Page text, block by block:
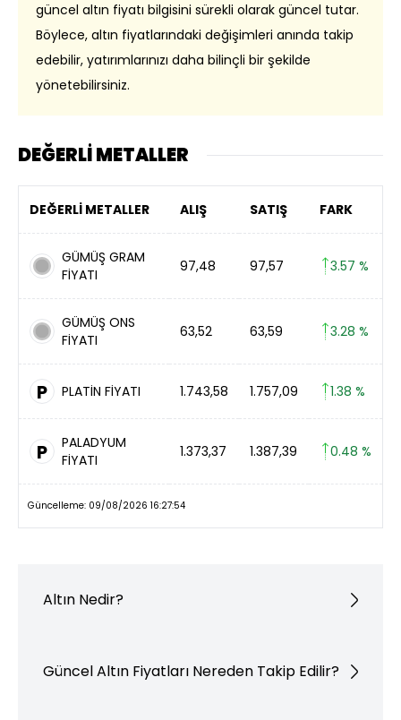
güncel altın fiyatı bilgisini sürekli olarak güncel tutar.
Böylece, altın fiyatlarındaki değişimleri anında takip
edebilir, yatırımlarınızı daha bilinçli bir şekilde
yönetebilirsiniz.
DEĞERLİ METALLER
DEĞERLİ METALLER ALIŞ SATIŞ FARK
GÜMÜŞ GRAM
FİYATI
97,48 97,57 3.57 %
GÜMÜŞ ONS
FİYATI
63,52 63,59 3.28 %
P PLATİN FİYATI 1.743,58 1.757,09 1.38 %
P
PALADYUM
FİYATI
1.373,37 1.387,39 0.48 %
Güncelleme: 09/08/2026 16:27:54
Altın Nedir?
Güncel Altın Fiyatları Nereden Takip Edilir?